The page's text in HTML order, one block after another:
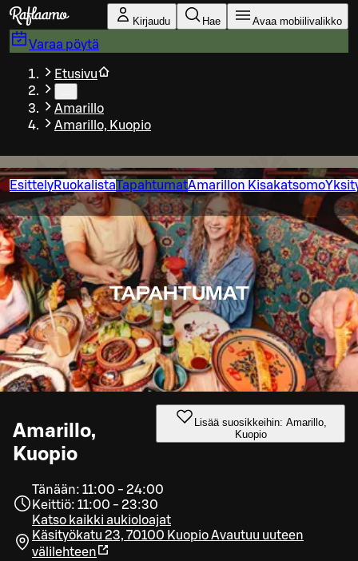
Siirry pääsisältöön
Kirjaudu Hae Avaa mobiilivalikko
Varaa pöytä
Etusivu
Amarillo
Amarillo, Kuopio
EsittelyRuokalistaTapahtumatAmarillon Kisakatsomo
TAPAHTUMAT
Amarillo,
Kuopio
Lisää suosikkeihin: Amarillo,
Kuopio
Tänään: 11:00 - 24:00
Keittiö: 11:00 - 23:30
Katso kaikki aukioloajat
Käsityökatu 23, 70100 KuopioAvautuu uuteen
välilehteen